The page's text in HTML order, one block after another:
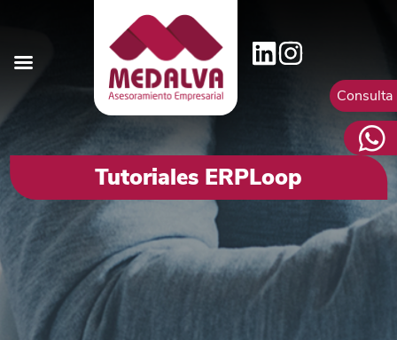
Tutoriales ERPLoop
Consulta